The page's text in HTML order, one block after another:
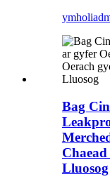
ymholiad
Bag
Lluosog